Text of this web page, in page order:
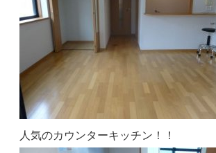
人気のカウンターキッチン！！